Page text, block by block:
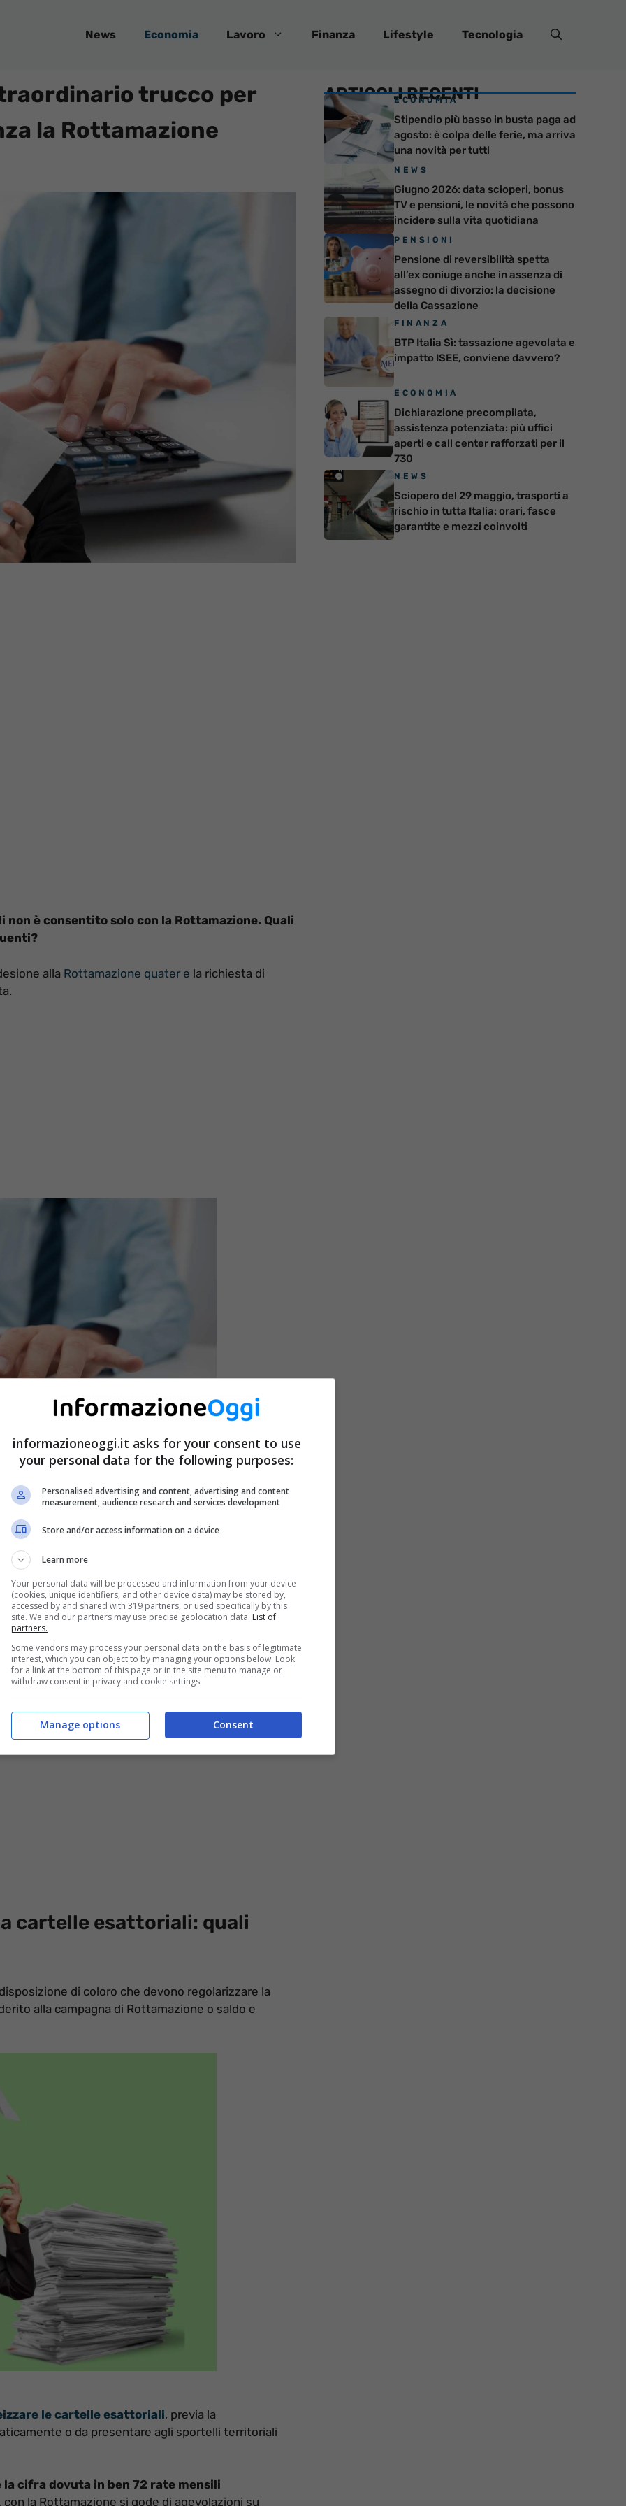
News Economia Lavoro Finanza Lifestyle Tecnologia
trucco per
la Rottamazione
è consentito solo con la Rottamazione. Quali
alla Rottamazione quater e la richiesta di
domanda per l’agevolazione, per svariati motivi.
e con un importo elevato. Bisognava pagare,
pari al 20% del totale. Molti contribuenti, invece,
oppure debiti affidati all’Agente di Riscossione
metodi in grado di suddividere il pagamento del
è possibile ottenere ilpagamento in ben 120 rate
per richiederla? Scopriamolo.
cartelle esattoriali: quali
di coloro che devono regolarizzare la
alla campagna di Rottamazione o saldo e
le cartelle esattoriali, previa la
o da presentare agli sportelli territoriali
la cifra dovuta in ben 72 rate mensili
la Rottamazione si gode di agevolazioni su
ARTICOLI RECENTI
ECONOMIA
Stipendio più basso in busta paga ad
agosto: è colpa delle ferie, ma arriva
una novità per tutti
NEWS
Giugno 2026: data scioperi, bonus
TV e pensioni, le novità che possono
incidere sulla vita quotidiana
PENSIONI
Pensione di reversibilità spetta
all’ex coniuge anche in assenza di
assegno di divorzio: la decisione
della Cassazione
FINANZA
BTP Italia Sì: tassazione agevolata e
impatto ISEE, conviene davvero?
ECONOMIA
Dichiarazione precompilata,
assistenza potenziata: più uffici
aperti e call center rafforzati per il
730
NEWS
Sciopero del 29 maggio, trasporti a
rischio in tutta Italia: orari, fasce
garantite e mezzi coinvolti
informazioneoggi.it asks for your consent to use
your personal data for the following purposes:
Personalised advertising and content, advertising and content
measurement, audience research and services development
Store and/or access information on a device
Learn more
Your personal data will be processed and information from your device
(cookies, unique identifiers, and other device data) may be stored by,
accessed by and shared with 319 partners, or used specifically by this
site. We and our partners may use precise geolocation data. List of
partners.
Some vendors may process your personal data on the basis of legitimate
interest, which you can object to by managing your options below. Look
for a link at the bottom of this page or in the site menu to manage or
withdraw consent in privacy and cookie settings.
Consent
Manage options